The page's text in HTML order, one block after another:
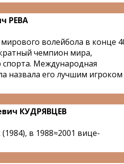
РЕВА
мирового волейбола в конце
чемпион мира,
спорта. Международная
назвала его лучшим игроком
КУДРЯВЦЕВ
в 1988≈2001 вице-